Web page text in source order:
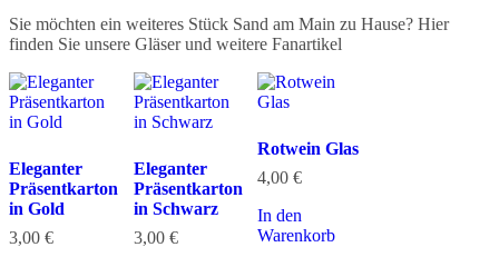
Sie möchten ein weiteres Stück Sand am Main zu Hause? Hier
finden Sie unsere Gläser und weitere Fanartikel
Eleganter
Präsentkarton
in Gold
3,00 €
Eleganter
Präsentkarton
in Schwarz
3,00 €
Rotwein Glas
4,00€
In den
Warenkorb